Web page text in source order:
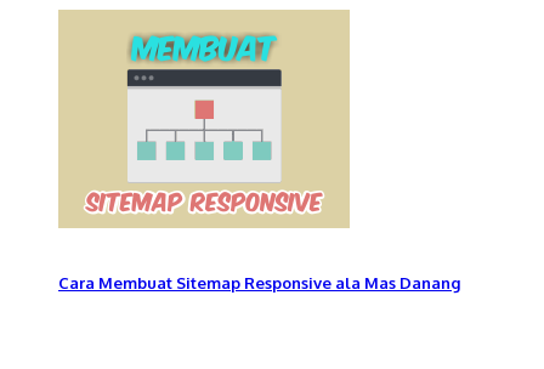
Cara Membuat Sitemap Responsive ala Mas Danang